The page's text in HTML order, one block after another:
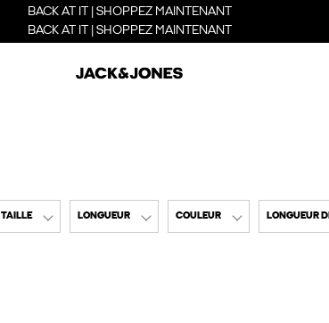
BACK AT IT | SHOPPEZ MAINTENANT
BACK AT IT | SHOPPEZ MAINTENANT
TAILLE LONGUEUR COULEUR LONGUEUR